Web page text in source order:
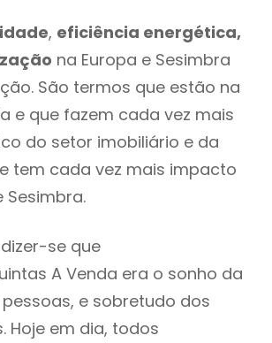
, eficiência energética,
na Europa e Sesimbra
São termos que estão na
e que fazem cada vez mais
do setor imobiliário e da
tem cada vez mais impacto
Sesimbra.
se que
A Venda era o sonho da
e sobretudo dos
Hoje em dia, todos